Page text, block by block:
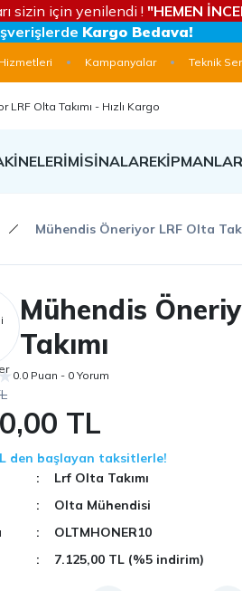
sizin için yenilendi ! "HEMEN
Kargo Bedava!
Kampanyalar Teknik
MİSİNALAREKİPMANLAR
Mühendis Öneriyor LRF Olta
Mühendis
Takımı
0.0 Puan - 0 Yorum
TL
den başlayan taksitlerle!
Lrf Olta Takımı
Olta Mühendisi
OLTMHONER10
7.125,00 TL (%5 indirim)